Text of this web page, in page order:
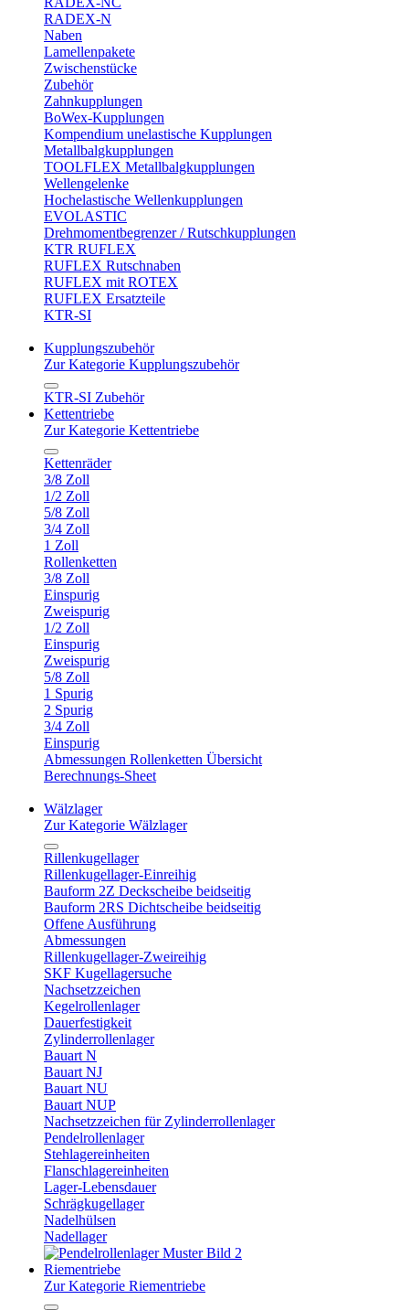
RADEX-N
Naben
Lamellenpakete
Zwischenstücke
Zubehör
Zahnkupplungen
BoWex-Kupplungen
Kompendium unelastische Kupplungen
Metallbalgkupplungen
TOOLFLEX Metallbalgkupplungen
Wellengelenke
Hochelastische Wellenkupplungen
EVOLASTIC
Drehmomentbegrenzer / Rutschkupplungen
KTR RUFLEX
RUFLEX Rutschnaben
RUFLEX mit ROTEX
RUFLEX Ersatzteile
KTR-SI
Kupplungszubehör
Zur Kategorie Kupplungszubehör
KTR-SI Zubehör
Kettentriebe
Zur Kategorie Kettentriebe
Kettenräder
3/8 Zoll
1/2 Zoll
5/8 Zoll
3/4 Zoll
1 Zoll
Rollenketten
3/8 Zoll
Einspurig
Zweispurig
1/2 Zoll
Einspurig
Zweispurig
5/8 Zoll
1 Spurig
2 Spurig
3/4 Zoll
Einspurig
Abmessungen Rollenketten Übersicht
Berechnungs-Sheet
Wälzlager
Zur Kategorie Wälzlager
Rillenkugellager
Rillenkugellager-Einreihig
Bauform 2Z Deckscheibe beidseitig
Bauform 2RS Dichtscheibe beidseitig
Offene Ausführung
Abmessungen
Rillenkugellager-Zweireihig
SKF Kugellagersuche
Nachsetzzeichen
Kegelrollenlager
Dauerfestigkeit
Zylinderrollenlager
Bauart N
Bauart NJ
Bauart NU
Bauart NUP
Nachsetzzeichen für Zylinderrollenlager
Pendelrollenlager
Stehlagereinheiten
Flanschlagereinheiten
Lager-Lebensdauer
Schrägkugellager
Nadelhülsen
Nadellager
Riementriebe
Zur Kategorie Riementriebe